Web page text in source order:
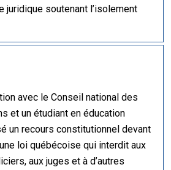
juridique soutenant l’isolement
avec le Conseil national des
et un étudiant en éducation
un recours constitutionnel devant
loi québécoise qui interdit aux
aux juges et à d’autres